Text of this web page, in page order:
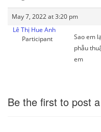
May 7, 2022 at 3:20 pm
Lê Thị Hue Anh
Participant
Sao em
phẫu
em
Be the first to post